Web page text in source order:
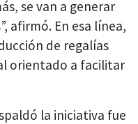
se van a generar
afirmó. En esa línea,
de regalías
orientado a facilitar
la iniciativa fue